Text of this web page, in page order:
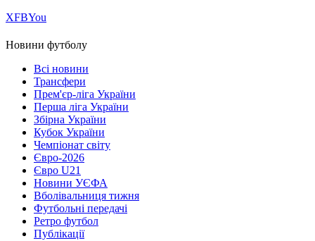
ХFBYou
Новини футболу
Всі новини
Трансфери
Прем'єр-ліга України
Перша ліга України
Збірна України
Кубок України
Чемпіонат світу
Євро-2026
Євро U21
Новини УЄФА
Вболівальниця тижня
Футбольні передачі
Ретро футбол
Публікації